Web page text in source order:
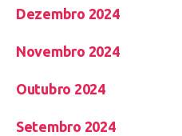
Dezembro 2024
Novembro 2024
Outubro 2024
Setembro 2024